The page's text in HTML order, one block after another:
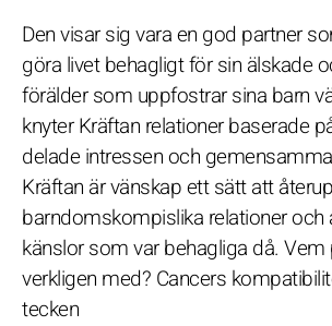
Den visar sig vara en god partner
göra livet behagligt för sin älskade
förälder som uppfostrar sina barn
knyter Kräftan relationer baserade
delade intressen och
Kräftan är vänskap ett sätt att
barndomskompislika relationer och
känslor som var behagliga då.
verkligen med? Cancers
tecken